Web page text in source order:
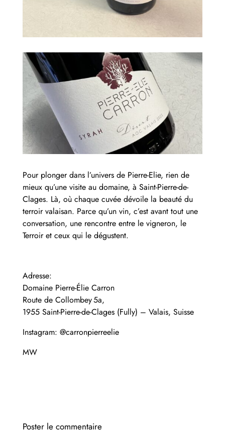
Pour plonger dans l’univers de Pierre-Elie, rien de
mieux qu’une visite au domaine, à Saint-Pierre-de-
Clages. Là, où chaque cuvée dévoile la beauté du
terroir valaisan. Parce qu’un vin, c’est avant tout une
conversation, une rencontre entre le vigneron, le
Terroir et ceux qui le dégustent.
Adresse:
Domaine Pierre‑Élie Carron
Route de Collombey 5a,
1955 Saint‑Pierre‑de‑Clages (Fully) – Valais, Suisse
Instagram: @carronpierreelie
MW
Poster le commentaire